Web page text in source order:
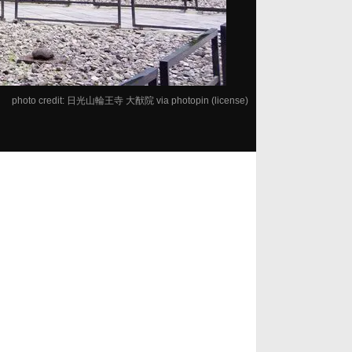
photo credit: 日光山輪王寺 大猷院 via photopin (license)